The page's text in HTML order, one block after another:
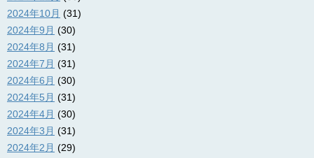
2024年10月 (31)
2024年9月 (30)
2024年8月 (31)
2024年7月 (31)
2024年6月 (30)
2024年5月 (31)
2024年4月 (30)
2024年3月 (31)
2024年2月 (29)